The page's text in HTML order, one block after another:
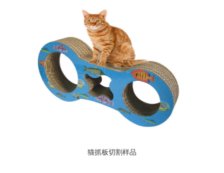
猫抓板切割样品